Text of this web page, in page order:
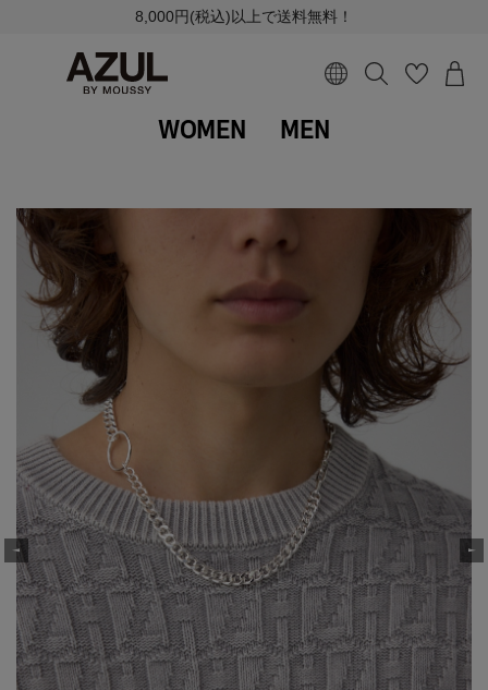
8,000円(税込)以上で送料無料！
WOMEN MEN